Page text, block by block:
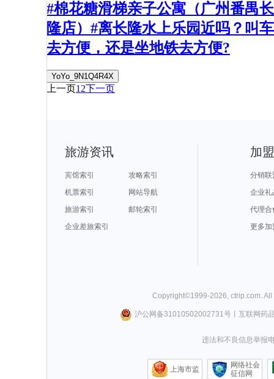
#棉花糖滑梯亲子公寓（广州番禺长
隆店）#离长隆水上乐园近吗？叫车
去方便，还是坐地铁去方便?
YoYo_9N1Q4R4X
上一页1 2下一页
旅游资讯
宾馆索引
攻略索引
机票索引
网站导航
旅游索引
邮轮索引
企业差旅索引
加
分销联
企业礼
代理合
更多加
Copyright©1999-2026, ctrip.com.
沪公网备31010502002731号丨 互联网药
违法和不良信息举报
上海市监
网络社会
征信网